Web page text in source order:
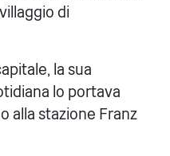
di
la sua
lo portava
alla stazione Franz